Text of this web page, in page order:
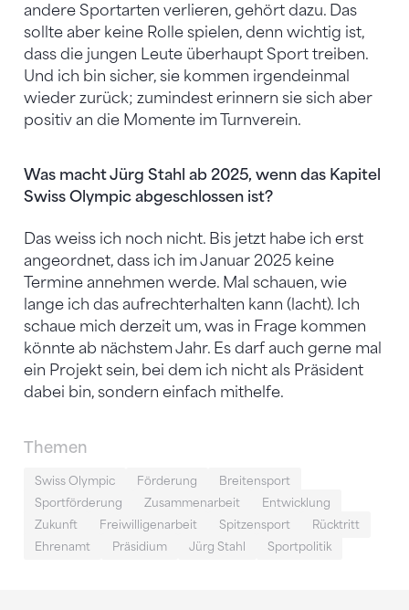
andere Sportarten verlieren, gehört dazu. Das
sollte aber keine Rolle spielen, denn wichtig ist,
dass die jungen Leute überhaupt Sport treiben.
Und ich bin sicher, sie kommen irgendeinmal
wieder zurück; zumindest erinnern sie sich aber
positiv an die Momente im Turnverein.
Was macht Jürg Stahl ab 2025, wenn das Kapitel
Swiss Olympic abgeschlossen ist?
Das weiss ich noch nicht. Bis jetzt habe ich erst
angeordnet, dass ich im Januar 2025 keine
Termine annehmen werde. Mal schauen, wie
lange ich das aufrechterhalten kann (lacht). Ich
schaue mich derzeit um, was in Frage kommen
könnte ab nächstem Jahr. Es darf auch gerne mal
ein Projekt sein, bei dem ich nicht als Präsident
dabei bin, sondern einfach mithelfe.
Themen
Swiss Olympic Förderung
Breitensport
Sportförderung
Zusammenarbeit
Entwicklung
Zukunft
Freiwilligenarbeit Spitzensport
Rücktritt
Ehrenamt
Präsidium Jürg Stahl Sportpolitik